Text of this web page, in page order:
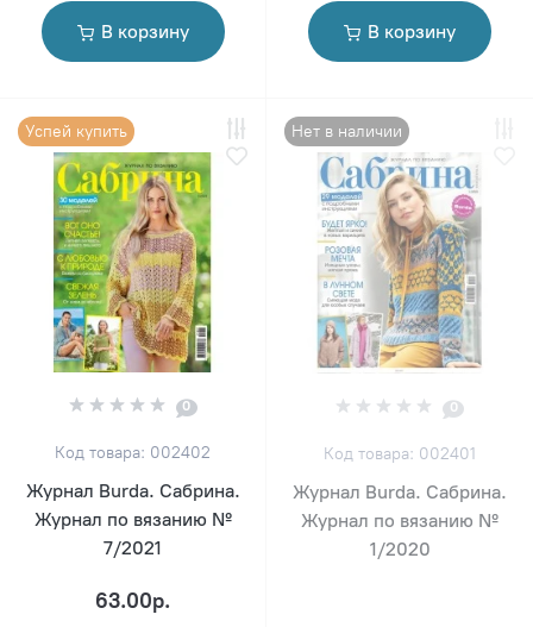
В корзину В корзину
Успей купить
0
Код товара: 002402
Журнал Burda. Сабрина.
Журнал по вязанию №
7/2021
63.00р.
Нет в наличии
0
Код товара: 002401
Журнал Burda. Сабрина.
Журнал по вязанию №
1/2020